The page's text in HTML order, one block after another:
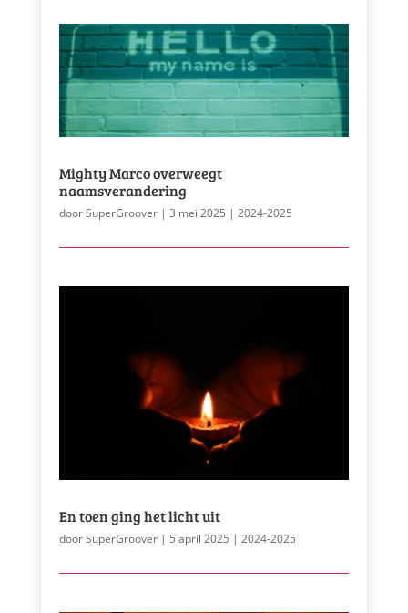
Mighty Marco overweegt
naamsverandering
doorSuperGroover| 3 mei 2025 | 2024-2025
En toen ging het licht uit
doorSuperGroover| 5 april 2025 | 2024-2025